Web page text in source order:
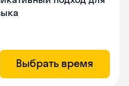
Выбрать время